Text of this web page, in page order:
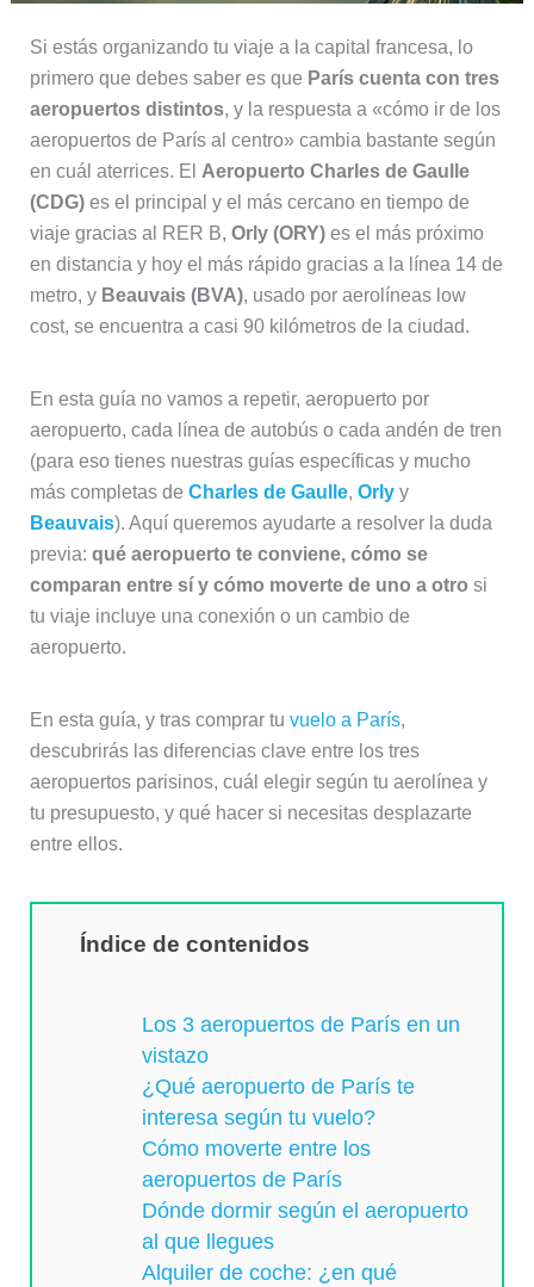
Si estás organizando tu viaje a la capital francesa, lo
primero que debes saber es que París cuenta con tres
aeropuertos distintos, y la respuesta a «cómo ir de los
aeropuertos de París al centro» cambia bastante según
en cuál aterrices. El Aeropuerto Charles de Gaulle
(CDG)es el principal y el más cercano en tiempo de
viaje gracias al RER B, Orly (ORY)es el más próximo
en distancia y hoy el más rápido gracias a la línea 14 de
metro, y Beauvais (BVA), usado por aerolíneas low
cost, se encuentra a casi 90 kilómetros de la ciudad.
En esta guía no vamos a repetir, aeropuerto por
aeropuerto, cada línea de autobús o cada andén de tren
(para eso tienes nuestras guías específicas y mucho
más completas de Charles de Gaulle, Orlyy
Beauvais). Aquí queremos ayudarte a resolver la duda
previa: qué aeropuerto te conviene, cómo se
comparan entre sí y cómo moverte de uno a otro si
tu viaje incluye una conexión o un cambio de
aeropuerto.
En esta guía, y tras comprar tu vuelo a París,
descubrirás las diferencias clave entre los tres
aeropuertos parisinos, cuál elegir según tu aerolínea y
tu presupuesto, y qué hacer si necesitas desplazarte
entre ellos.
Índice de contenidos
Los 3 aeropuertos de París en un
vistazo
¿Qué aeropuerto de París te
interesa según tu vuelo?
Cómo moverte entre los
aeropuertos de París
Dónde dormir según el aeropuerto
al que llegues
Alquiler de coche: ¿en qué